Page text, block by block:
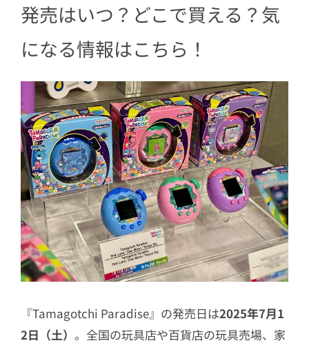
発売はいつ？どこで買える？気
になる情報はこちら！
『Tamagotchi Paradise』の発売日は2025年7月1
2日（土） 。全国の玩具店や百貨店の玩具売場、家